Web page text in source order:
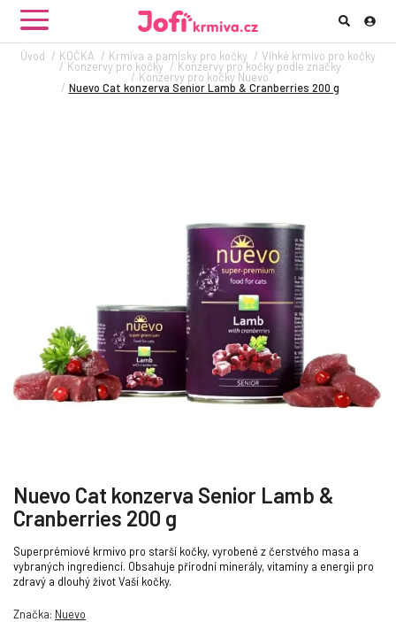
Úvod KOČKA Krmiva a pamlsky pro kočky Vlhké krmivo pro kočky
Konzervy pro kočky Konzervy pro kočky podle značky
Konzervy pro kočky Nuevo
Nuevo Cat konzerva Senior Lamb & Cranberries 200 g
Nuevo Cat konzerva Senior Lamb &
Cranberries 200 g
Superprémiové krmivo pro starší kočky, vyrobené z čerstvého masa a
vybraných ingrediencí. Obsahuje přírodní minerály, vitamíny a energii pro
zdravý a dlouhý život Vaší kočky.
Značka: Nuevo